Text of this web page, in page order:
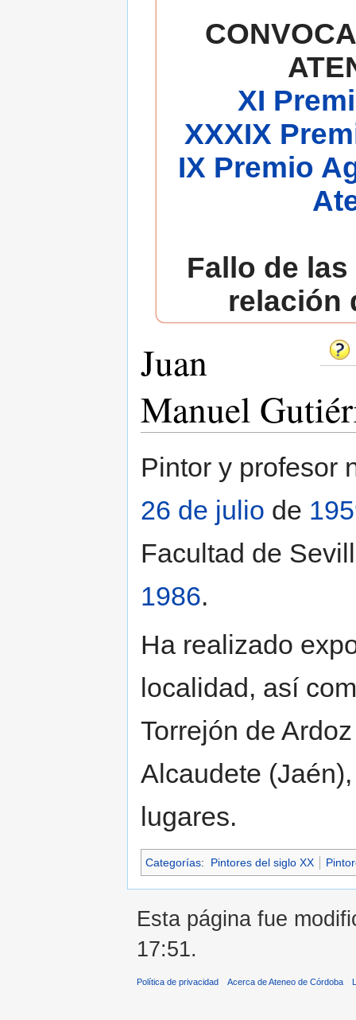
XI
XXXIX
IX Premio
Fallo de
relación
Juan
Manuel
Pintor y profesor
26 de julio de
Facultad de
1986.
Ha realizado
localidad, así
Torrejón de
Alcaudete
lugares.
Categorías: Pintores del siglo XX
Esta página fue
17:51.
Política de privacidad Acerca de Ateneo de Córdoba